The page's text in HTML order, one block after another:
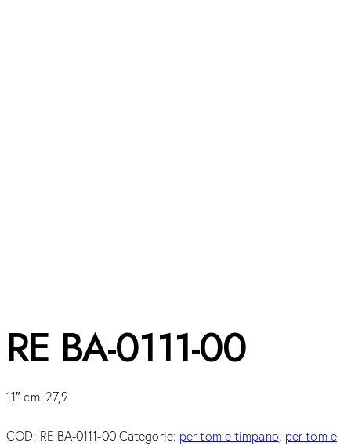
RE BA-0111-00
11″ cm. 27,9
COD: RE BA-0111-00 Categorie: per tom e timpano, per tom e